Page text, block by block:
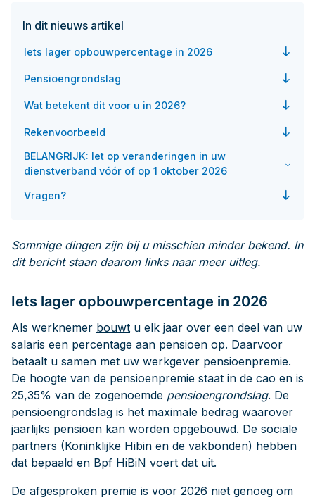
In dit nieuws artikel
Iets lager opbouwpercentage in 2026
Pensioengrondslag
Wat betekent dit voor u in 2026?
Rekenvoorbeeld
BELANGRIJK: let op veranderingen in uw
dienstverband vóór of op 1 oktober 2026
Vragen?
Sommige dingen zijn bij u misschien minder bekend. In
dit bericht staan daarom links naar meer uitleg.
Iets lager opbouwpercentage in 2026
Als werknemer bouwt u elk jaar over een deel van uw
salaris een percentage aan pensioen op. Daarvoor
betaalt u samen met uw werkgever pensioenpremie.
De hoogte van de pensioenpremie staat in de cao en is
25,35% van de zogenoemde pensioengrondslag. De
pensioengrondslag is het maximale bedrag waarover
jaarlijks pensioen kan worden opgebouwd. De sociale
partners (Koninklijke Hibin en de vakbonden) hebben
dat bepaald en Bpf HiBiN voert dat uit.
De afgesproken premie is voor 2026 niet genoeg om